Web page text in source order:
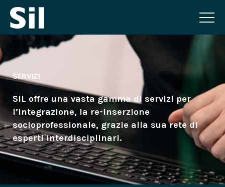
SERVIZI
SIL offre una vasta gamma di servizi per
l’integrazione, la re-inserzione
socioprofessionale, grazie alla sua rete di
esperti interdisciplinari.